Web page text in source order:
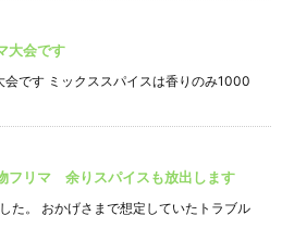
大会です
です ミックススパイスは香りのみ1000
フリマ 余りスパイスも放出します
た。 おかげさまで想定していたトラブル